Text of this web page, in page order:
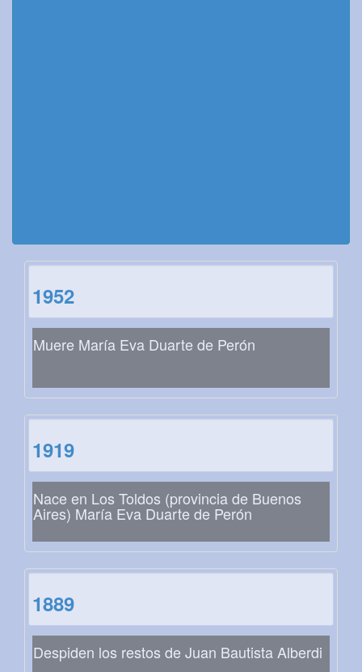
1952
Muere María Eva Duarte de Perón
1919
Nace en Los Toldos (provincia de Buenos
Aires) María Eva Duarte de Perón
1889
Despiden los restos de Juan Bautista Alberdi